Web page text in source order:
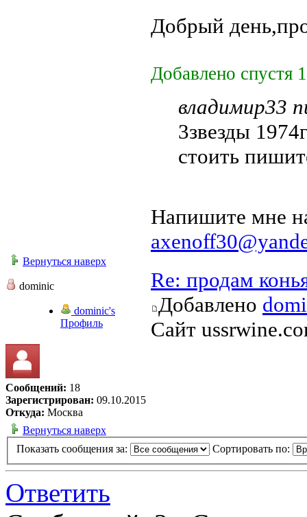
Добрый
Добавлено спустя
владимир33
3звезды
стоить
Напишите мне
Вернуться наверх
dominic
dominic's
Профиль
Сообщений: 18
Зарегистрирован: 09.10.2015
Откуда: Москва
Re: продам
Добавлено
Сайт
Вернуться наверх
Показать сообщения за:
Сортировать по:
Ответить